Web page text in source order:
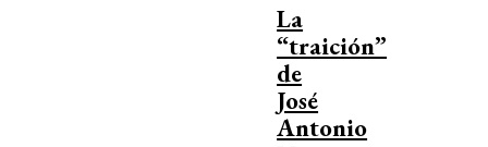
La
“traición”
de
José
Antonio